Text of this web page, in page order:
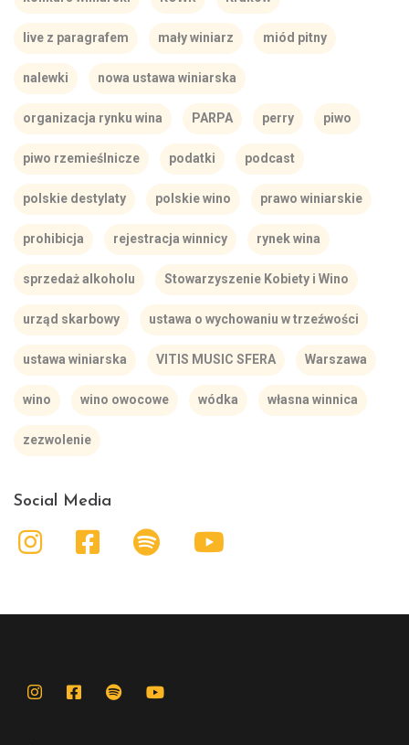
live z paragrafem mały winiarz miód pitny
nalewki nowa ustawa winiarska
organizacja rynku wina PARPA perry piwo
piwo rzemieślnicze podatki podcast
polskie destylaty polskie wino prawo winiarskie
prohibicja rejestracja winnicy rynek wina
sprzedaż alkoholu Stowarzyszenie Kobiety i Wino
urząd skarbowy ustawa o wychowaniu w trzeźwości
ustawa winiarska VITIS MUSIC SFERA Warszawa
wino wino owocowe wódka własna winnica
zezwolenie
Social Media